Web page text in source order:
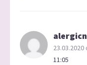
23.03.2020
11:05